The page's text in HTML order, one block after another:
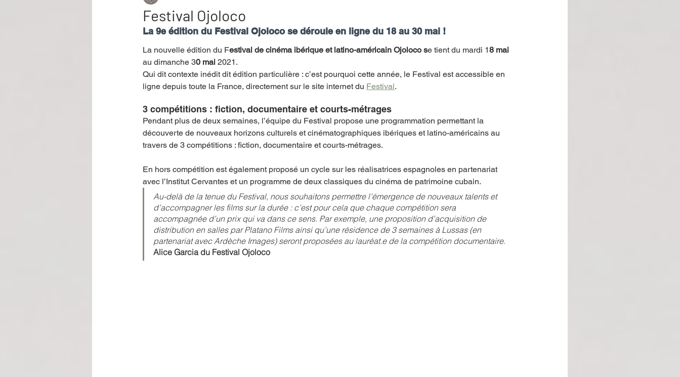
Coup de coeur
Événement Validé par Romane. Spécial Famille Littérature Cirque Interview
Offre spéciale Annuaire Théâtre - Musée Hommage
Festival Ojoloco
La 9e édition du Festival Ojoloco se déroule en ligne du 18 au 30 mai !
La nouvelle édition du Festival de cinéma ibérique et latino-américain Ojoloco se tient du mardi 18 mai
au dimanche 30 mai 2021.
Qui dit contexte inédit dit édition particulière : c’est pourquoi cette année, le Festival est accessible en
ligne depuis toute la France, directement sur le site internet du Festival.
3 compétitions : fiction, documentaire et courts-métrages
Pendant plus de deux semaines, l’équipe du Festival propose une programmation permettant la
découverte de nouveaux horizons culturels et cinématographiques ibériques et latino-américains au
travers de 3 compétitions : fiction, documentaire et courts-métrages.
En hors compétition est également proposé un cycle sur les réalisatrices espagnoles en partenariat
avec l’Institut Cervantes et un programme de deux classiques du cinéma de patrimoine cubain.
Au-delà de la tenue du Festival, nous souhaitons permettre l’émergence de nouveaux talents et
d’accompagner les films sur la durée : c’est pour cela que chaque compétition sera
accompagnée d’un prix qui va dans ce sens. Par exemple, une proposition d’acquisition de
distribution en salles par Platano Films ainsi qu’une résidence de 3 semaines à Lussas (en
partenariat avec Ardèche Images) seront proposées au lauréat.e de la compétition documentaire.
Alice Garcia du Festival Ojoloco